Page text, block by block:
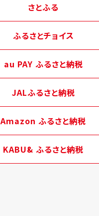
さとふる
ふるさとチョイス
au PAY ふるさと納税
JALふるさと納税
Amazon ふるさと納税
KABU& ふるさと納税